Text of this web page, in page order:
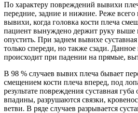
По характеру повреждений вывихи
передние, задние и нижние. Реже
вывихи, когда головка кости плеча
пациент вынуждено держит руку выше
опустить. При заднем вывихе
только спереди, но также сзади.
происходит при падении на прямые,
В 98 % случаев вывих плеча бывает
смещением кости плеча вперед, под
результате повреждения суставная губа
впадины, разрушаются связки,
ветви. В ряде случаев разрывается